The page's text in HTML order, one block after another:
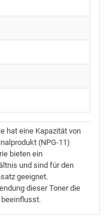
hat eine Kapazität von
(NPG-11)
bieten ein
und sind für den
geeignet.
dieser Toner die